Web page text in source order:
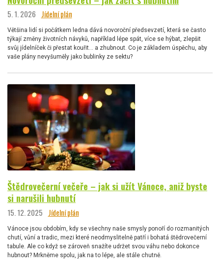
5. 1. 2026 Jídelní plán
Většina lidí si počátkem ledna dává novoroční předsevzetí, která se často
týkají změny životních návyků, například lépe spát, více se hýbat, zlepšit
svůj jídelníček či přestat kouřit… a zhubnout. Co je základem úspěchu, aby
vaše plány nevyšuměly jako bublinky ze sektu?
Štědrovečerní večeře – jak si užít Vánoce, aniž byste
si narušili hubnutí
15. 12. 2025 Jídelní plán
Vánoce jsou obdobím, kdy se všechny naše smysly ponoří do rozmanitých
chutí, vůní a tradic, mezi které neodmyslitelně patří i bohatá štědrovečerní
tabule. Ale co když se zároveň snažíte udržet svou váhu nebo dokonce
hubnout? Mrkněme spolu, jak na to lépe, ale stále chutně.